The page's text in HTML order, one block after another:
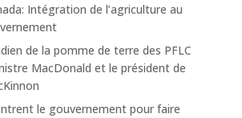
Intégration de l’agriculture au
de la pomme de terre des PFLC
MacDonald et le président de
le gouvernement pour faire